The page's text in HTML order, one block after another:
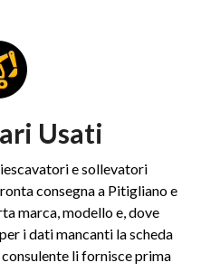
Usati
e sollevatori
consegna a Pitigliano e
marca, modello e, dove
i dati mancanti la scheda
li fornisce prima